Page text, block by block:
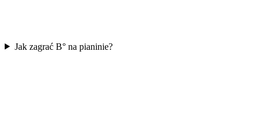
Jak zagrać B° na pianinie?